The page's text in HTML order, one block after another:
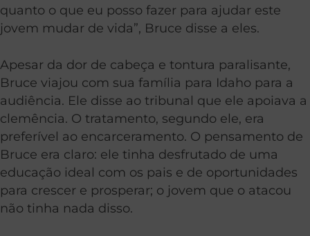
quanto o que eu posso fazer para ajudar este
jovem mudar de vida”, Bruce disse a eles.
Apesar da dor de cabeça e tontura paralisante,
Bruce viajou com sua família para Idaho para a
audiência. Ele disse ao tribunal que ele apoiava a
clemência. O tratamento, segundo ele, era
preferível ao encarceramento. O pensamento de
Bruce era claro: ele tinha desfrutado de uma
educação ideal com os pais e de oportunidades
para crescer e prosperar; o jovem que o atacou
não tinha nada disso.